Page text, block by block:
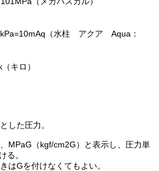
（水柱 アクア Aqua：
キロ）
した圧力。
MPaG（kgf/cm2G）と表示し、圧力単
る。
はGを付けなくてもよい。